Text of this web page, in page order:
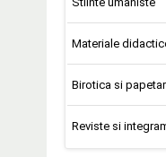
Materiale
Birotica si
Reviste si